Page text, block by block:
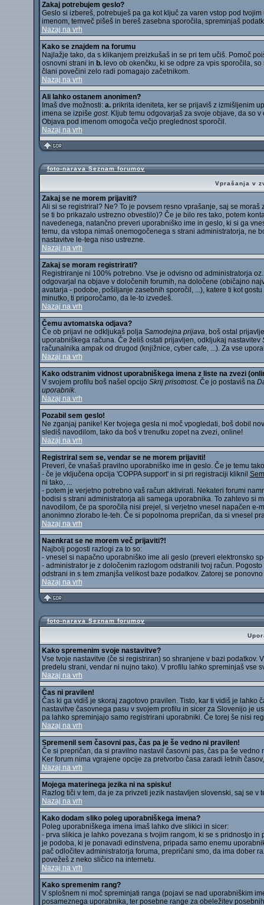
Zakaj potrebujem geslo?
Geslo si izbereš, potrebuješ pa ga kot ključ za varen vstop pod
imenom, temveč pišeš in bereš zasebna sporočila, spreminjaš
Nazaj na vrh
Kako se znajdem na forumu
Najlažje tako, da s klikanjem preizkušaš in se pri tem učiš. Pomoč
osnovni strani in b.levo ob okenčku, ki se odpre za vpis sporočila,
člani povečini zelo radi pomagajo začetnikom.
Nazaj na vrh
Ali lahko ostanem anonimen?
Imaš dve možnosti: a.prikrita ideniteta, ker se prijaviš z izmišljenim
imena se izpiše gost. Kljub temu odgovarjaš za svoje objave, da so
Objava pod imenom omogoča večjo preglednost sporočil.
Nazaj na vrh
foto-narava Seznam forumov
Vprašanja v
Zakaj se ne morem prijaviti?
Ali si se registriral? Ne? To je povsem resno vprašanje, saj se
se ti bo prikazalo ustrezno obvestilo)? Če je bilo res tako, potem
navedenega, natančno preveri uporabniško ime in geslo, ki si ga
temu, da vstopa nimaš onemogočenega s strani administratorja, ne
nastavitve le-tega niso ustrezne.
Nazaj na vrh
Zakaj se moram registrirati?
Registriranje ni 100% potrebno. Vse je odvisno od administratorja
odgovarjal na objave v določenih forumih, na določene (običajno
avatarja - podobe, pošiljanje zasebnih sporočil, ...), katere ti kot
minutko, ti priporočamo, da le-to izvedeš.
Nazaj na vrh
Čemu avtomatska odjava?
Če ob prijavi ne odkljukaš polja Samodejna prijava, boš ostal
uporabniškega računa. Če želiš ostati prijavljen, odkljukaj nastavitev
računalnika ampak od drugod (knjižnice, cyber cafe, ...). Za vse
Nazaj na vrh
Kako odstranim vidnost uporabniškega imena z liste na zvezi
V svojem profilu boš našel opcijo Skrij prisotnost. Če jo postaviš na
uporabnik.
Nazaj na vrh
Pozabil sem geslo!
Ne zganjaj panike! Ker tvojega gesla ni moč vpogledati, boš dobil
slediš navodilom, tako da boš v trenutku zopet na zvezi, online!
Nazaj na vrh
Registriral sem se, vendar se ne morem prijaviti!
Preveri, če vnašaš pravilno uporabniško ime in geslo. Če je temu
- če je vključena opcija 'COPPA support' in si pri registraciji kliknil
ni tako, ...
- potem je verjetno potrebno vaš račun aktivirati. Nekateri forumi
bodisi s strani administratorja ali samega uporabnika. To zahtevo si
navodilom, če pa sporočila nisi prejel, si verjetno vnesel napačen
anonimno zlorabo le-teh. Če si popolnoma prepričan, da si vnesel
Nazaj na vrh
Naenkrat se ne morem več prijaviti?!
Najbolj pogosti razlogi za to so:
- vnesel si napačno uporabniško ime ali geslo (preveri elektronsko
- administrator je z določenim razlogom odstranili tvoj račun.
odstrani in s tem zmanjša velikost baze podatkov. Zatorej se
Nazaj na vrh
foto-narava Seznam forumov
Kako spremenim svoje nastavitve?
Vse tvoje nastavitve (če si registriran) so shranjene v bazi
predelu strani, vendar ni nujno tako). V profilu lahko spreminjaš vse
Nazaj na vrh
Čas ni pravilen!
Čas ki ga vidiš je skoraj zagotovo pravilen. Tisto, kar ti vidiš je
nastavitve časovnega pasu v svojem profilu in sicer za Slovenijo je
pa lahko spreminjajo samo registrirani uporabniki. Če torej še nisi
Nazaj na vrh
Spremenil sem časovni pas, čas pa je še vedno ni pravilen!
Če si prepričan, da si pravilno nastavil časovni pas, čas pa še
Ker forum nima vgrajene opcije za pretvorbo časa zaradi letnih
Nazaj na vrh
Mojega materinega jezika ni na spisku!
Razlog tiči v tem, da je za privzeti jezik nastavljen slovenski, saj se v
Nazaj na vrh
Kako dodam sliko poleg uporabniškega imena?
Poleg uporabniškega imena imaš lahko dve slikici in sicer:
- prva slikica je lahko povezana s tvojim rangom, ki se s pridnostjo
je podoba, ki je ponavadi edinstvena, pripada samo enemu
pač odločitev administratorja foruma, prepričani smo, da ima dober
povežeš z neko sličico na internetu.
Nazaj na vrh
Kako spremenim rang?
V splošnem ni moč spreminjati ranga (pojavi se nad uporabniškim
posameznega uporabnika, ter posebne range za obeležitev